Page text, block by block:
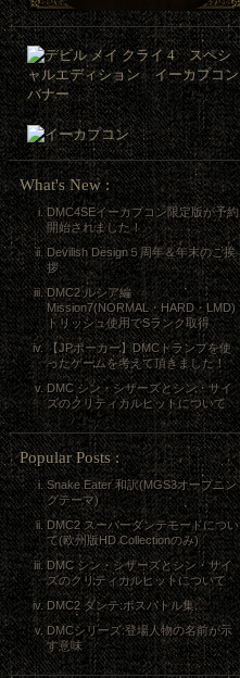
What's New :
DMC4SEイーカプコン限定版が予約
開始されました！
Devilish Design５周年＆年末のご挨
拶
DMC2 ルシア編
Mission7(NORMAL・HARD・LMD)
トリッシュ使用でSランク取得
【JPポーカー】DMCトランプを使
ったゲームを考えて頂きました！
DMC シン・シザーズとシン・サイ
ズのクリティカルヒットについて
Popular Posts :
Snake Eater 和訳(MGS3オープニン
グテーマ)
DMC2 スーパーダンテモードについ
て(欧州版HD Collectionのみ)
DMC シン・シザーズとシン・サイ
ズのクリティカルヒットについて
DMC2 ダンテ:ボスバトル集
DMCシリーズ:登場人物の名前が示
す意味